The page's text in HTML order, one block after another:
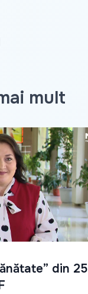
mult
din 25